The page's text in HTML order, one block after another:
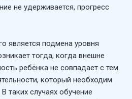
не удерживается, прогресс
является подмена уровня
тогда, когда внешне
ребёнка не совпадает с тем
который необходим
таких случаях обучение